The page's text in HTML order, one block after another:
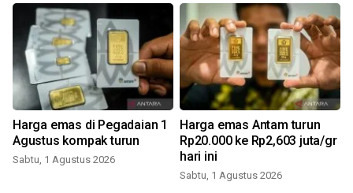
Harga emas di Pegadaian 1
Agustus kompak turun
Sabtu, 1 Agustus 2026
Harga emas Antam turun
Rp20.000 ke Rp2,603 juta/gr
hari ini
Sabtu, 1 Agustus 2026